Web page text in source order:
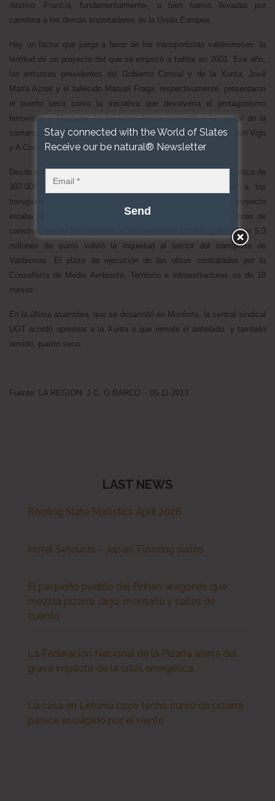
destino -Francia, fundamentalmente-, o bien fueron llevadas por
carretera a los demás importadores de la Unión Europea.
Hay un factor que juega a favor de los transportistas valdeorreses: la
lentitud de un proyecto del que se empezó a hablar en 2001. Ese año,
los entonces presidentes del Gobierno Central y de la Xunta, José
María Aznar y el fallecido Manuel Fraga, respectivamente, presentaron
el puerto seco como la iniciativa que devolvería el protagonismo
ferroviario a Monforte. La iniciativa busca convertir a la capital de la
comarca de Lemos en uno de los nudos logísticos de Galicia, con Vigo
y A Coruña.
Desde entonces, apenas fue urbanizado el 84 % de un área logística de
307.000 metros cuadrados. Esta lentitud llegó a engañar a los
transportistas valdeorreses, un sector que pensó que el proyecto
estaba parado. Con la adjudicación el pasado verano de las obras de
construcción de los accesos a las carreteras LU-933 y N-120 en 5,3
millones de euros volvió la inquietud al sector del transporte de
Valdeorras. El plazo de ejecución de las obras contratadas por la
Consellería de Medio Ambiente, Territorio e Infraestructuras es de 18
meses.
En la última asamblea, que se desarrolló en Monforte, la central sindical
UGT acordó apremiar a la Xunta a que remate el anhelado, y también
temido, puerto seco.
Fuente: LA REGION. J.C. O BARCO – 05-11-2013
LAST NEWS
Roofing Slate Statistics April 2026
Hotel Setouchi – Japan. Flooring slates
El pequeño pueblo del Pirineo aragonés que
mezcla pizarra, lago, montaña y calles de
cuento
La Federación Nacional de la Pizarra alerta del
grave impacto de la crisis energética
La casa en Letonia cuyo techo curvo de pizarra
parece esculpido por el viento
Stay connected with the World of Slates
Receive our be natural® Newsletter